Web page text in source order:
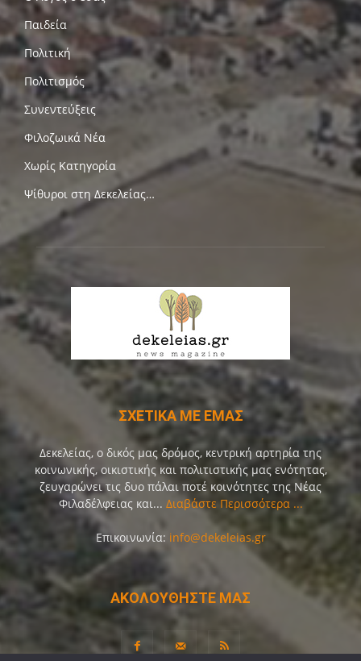
Παιδεία
Πολιτική
Πολιτισμός
Συνεντεύξεις
Φιλοζωικά Νέα
Χωρίς Κατηγορία
Ψίθυροι στη Δεκελείας…
ΣΧΕΤΙΚΑ ΜΕ ΕΜΑΣ
Δεκελείας, ο δικός μας δρόμος, κεντρική αρτηρία της
κοινωνικής, οικιστικής και πολιτιστικής μας ενότητας,
ζευγαρώνει τις δυο πάλαι ποτέ κοινότητες της Νέας
Φιλαδέλφειας και... Διαβάστε Περισσότερα ...
Επικοινωνία: info@dekeleias.gr
ΑΚΟΛΟΥΘΗΣΤΕ ΜΑΣ